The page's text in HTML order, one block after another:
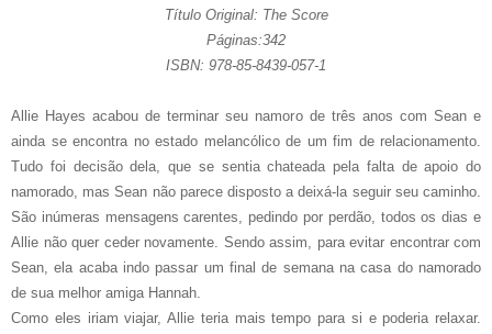
Título Original: The Score
Páginas:342
ISBN: 978-85-8439-057-1
Allie Hayes acabou de terminar seu namoro de três anos com Sean e
ainda se encontra no estado melancólico de um fim de relacionamento.
Tudo foi decisão dela, que se sentia chateada pela falta de apoio do
namorado, mas Sean não parece disposto a deixá-la seguir seu caminho.
São inúmeras mensagens carentes, pedindo por perdão, todos os dias e
Allie não quer ceder novamente. Sendo assim, para evitar encontrar com
Sean, ela acaba indo passar um final de semana na casa do namorado
de sua melhor amiga Hannah.
Como eles iriam viajar, Allie teria mais tempo para si e poderia relaxar.